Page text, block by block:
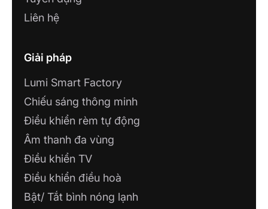
Liên hệ
Giải pháp
Lumi Smart Factory
Chiếu sáng thông minh
Điều khiển rèm tự động
Âm thanh đa vùng
Điều khiển TV
Điều khiển điều hoà
Bật/ Tắt bình nóng lạnh